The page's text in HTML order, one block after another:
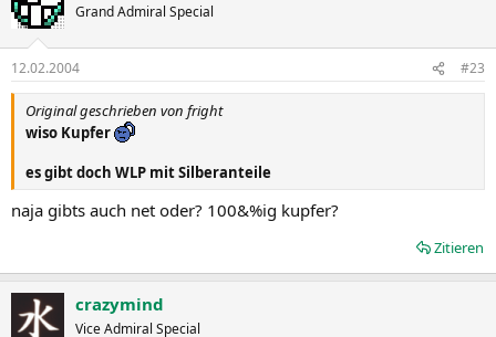
Grand Admiral Special
12.02.2004 #23
Original geschrieben von fright
wiso Kupfer
es gibt doch WLP mit Silberanteile
naja gibts auch net oder? 100&%ig kupfer?
Zitieren
crazymind
Vice Admiral Special